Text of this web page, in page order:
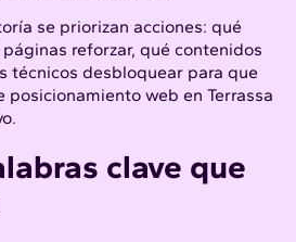
se priorizan acciones: qué
reforzar, qué contenidos
técnicos desbloquear para que
web en Terrassa
clave que